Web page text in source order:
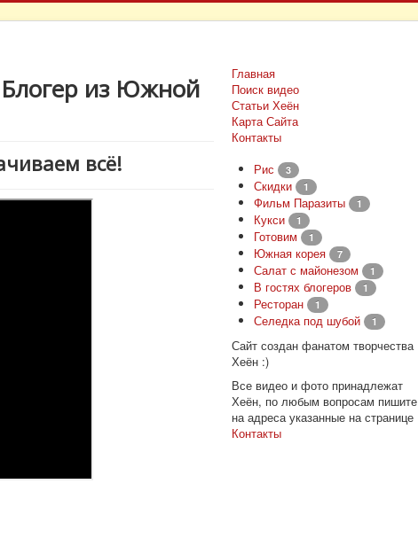
из Южной
всё!
Главная
Поиск видео
Статьи Хеён
Карта Сайта
Контакты
Рис
3
Скидки 1
Фильм Паразиты 1
Кукси 1
Готовим 1
Южная корея 7
Салат с майонезом 1
В гостях блогеров 1
Ресторан 1
Селедка под шубой 1
Сайт создан фанатом творчества
Хеён :)
Все видео и фото принадлежат
Хеён, по любым вопросам пишите
на адреса указанные на странице
Контакты